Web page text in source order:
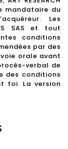
mandataire du
Les
SAS et tout
conditions
par des
orale avant
verbal de
des conditions
foi. La version